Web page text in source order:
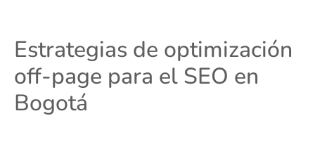
Estrategias de optimización
off-page para el SEO en
Bogotá